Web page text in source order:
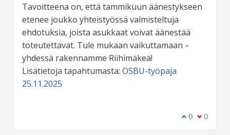
Tavoitteena on, että tammikuun äänestykseen
etenee joukko yhteistyössä valmisteltuja
ehdotuksia, joista asukkaat voivat äänestää
toteutettavat. Tule mukaan vaikuttamaan –
yhdessä rakennamme Riihimäkeä!
Lisätietoja tapahtumasta: OSBU-työpaja
25.11.2025
Olen samaa
0 Olen eri
0